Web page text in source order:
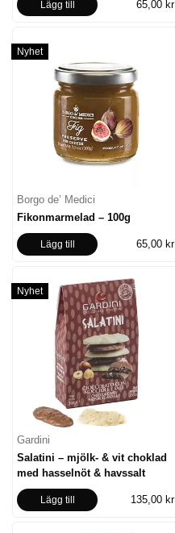
Lägg till 65,00 kr
Nyhet
Borgo de’ Medici
Fikonmarmelad – 100g
Lägg till 65,00 kr
Nyhet
Gardini
Salatini – mjölk- & vit choklad
med hasselnöt & havssalt
Lägg till 135,00 kr